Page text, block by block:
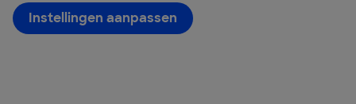
Instellingen aanpassen